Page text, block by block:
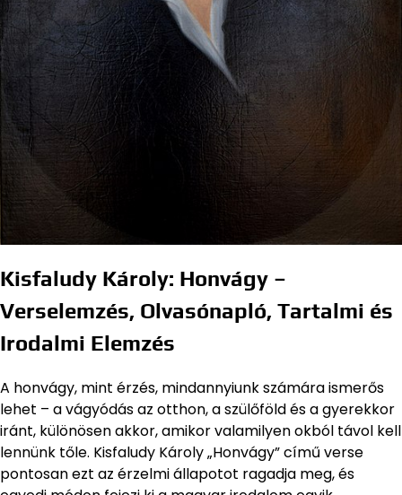
Kisfaludy Károly: Honvágy –
Verselemzés, Olvasónapló, Tartalmi és
Irodalmi Elemzés
A honvágy, mint érzés, mindannyiunk számára ismerős
lehet – a vágyódás az otthon, a szülőföld és a gyerekkor
iránt, különösen akkor, amikor valamilyen okból távol kell
lennünk tőle. Kisfaludy Károly „Honvágy” című verse
pontosan ezt az érzelmi állapotot ragadja meg, és